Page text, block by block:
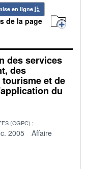
en ligne
de la page
des services
des
et de
du
(CGPC)
2005
Affaire